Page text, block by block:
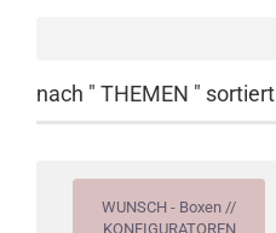
nach " THEMEN " sortiert
WUNSCH - Boxen //
KONFIGURATOREN